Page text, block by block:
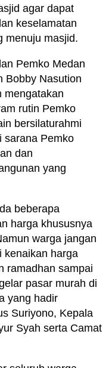
agar dapat
keselamatan
menuju masjid.
Pemko Medan
Bobby Nasution
mengatakan
rutin Pemko
bersilaturahmi
sarana Pemko
dan
yang
beberapa
harga khususnya
warga jangan
kenaikan harga
ramadhan sampai
pasar murah di
yang hadir
Suriyono, Kepala
Syah serta Camat